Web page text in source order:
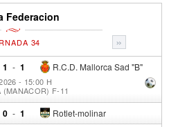
Federacion
»
34
1 - R.C.D. Mallorca Sad "B"
1
- 15:00 H
(MANACOR) F-11
0 - Rotlet-molinar
1